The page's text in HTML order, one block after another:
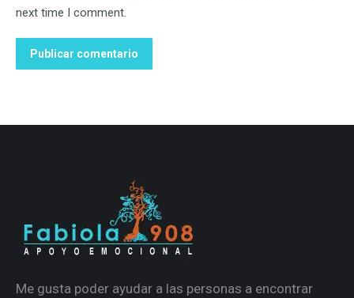
next time I comment.
Publicar comentario
Me gusta poder ayudar a las personas a encontrar